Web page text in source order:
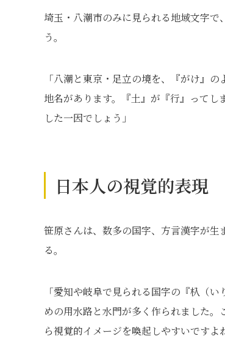
埼玉・八潮市のみに見られる地域文字
う。
「八潮と東京・足立の境を、『がけ』
地名があります。『土』が『行』って
した一因でしょう」
日本人の視覚的表現
笹原さんは、数多の国字、方言漢字が
る。
「愛知や岐阜で見られる国字の『杁（
めの用水路と水門が多く作られました
ら視覚的イメージを喚起しやすいですよ